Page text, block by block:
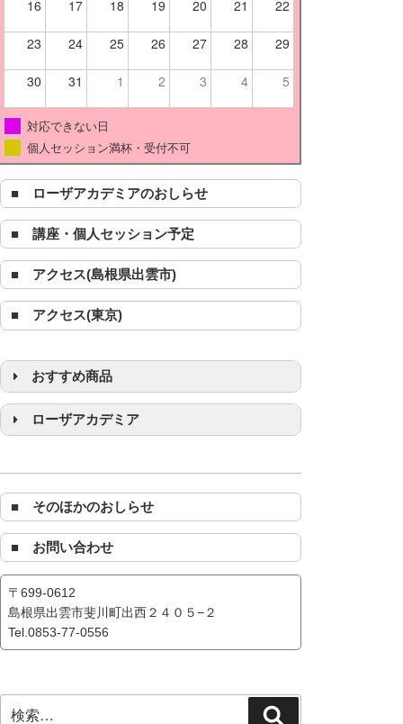
16 17 18 19 20 21 22
23 24 25 26 27 28 29
30 31 1 2 3 4 5
対応できない日
個人セッション満杯・受付不可
■ ローザアカデミアのおしらせ
■ 講座・個人セッション予定
■ アクセス(島根県出雲市)
■ アクセス(東京)
おすすめ商品
浄化グッズ
ローザアカデミア
■ そのほかのおしらせ
■ お問い合わせ
〒699-0612
島根県出雲市斐川町出西２４０５−２
Tel.0853-77-0556